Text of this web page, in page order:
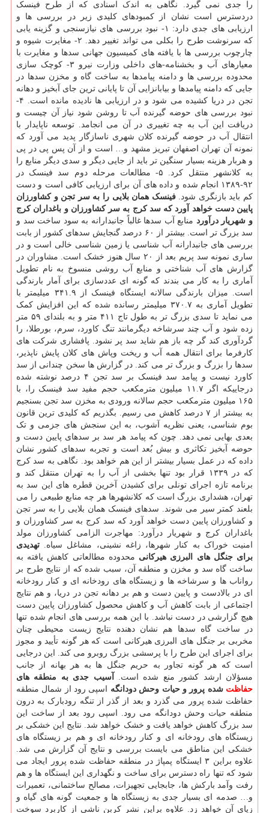
را جدی نمی گیرد. نگاهی به اندک اسنادی که از طرح فینسک
دردسترس است نشان از کمبودهای کلیدی زیر در بررسی ها و
ارزیابی های جدی دارد: ۱- نبود بررسی های نیازسنجی و گزینه یابی
که سرنوشت طرح را بکلی می تواند تغییر دهد. ۲- مغایرت شیوه و
چارچوب بررسی ها با یافته های کمیسیون جهانی سدها و مغایرت با
معیارهای آب و بخشنامه-های داخلی وزارت نیرو ۳- کوچک سازی
محدوده بررسی ها و دامنه پیامدها به ساخت گاه و مخزن سدها در
جایی که دامنه پیامدها و بیابانزایی آن تا پایانی ترین جای آبخیز و دهانه
تجن در دریا کشیده می شود و در ارزیابی ها نادیده مانده است. ۴-
نبود بررسی های حوضه گیرنده آب تا روشن شود نیاز آن چیست و
دریافت این آب به چه تغییری در آن می انجامد. توسعه ناپایدار با
انتقال آب در حوضه گیرنده کلان شهری ناسازگار پدید می آورد که
نمونه آن تهران اصفهان تبریز مشهد و… است و از آن پس پی در پی
و هربار هزینه بسیار سنگین تر باید از جایی دیگر و سدی دیگر منابع را
به کلانشهر منتقل کرد. ۵- مطالعات مرحله دوم سد فینسک در
۹۲-۱۳۸۹ انجام شده و داده های آن برای ارزیابی کافی است و دست
کم باید بازنگری شود.فینسک همان بلایی را به سر تجن و کشاورزان
پایین دست خواهد آورد که سد کرج به سر کشاورزان و باغداران کرج
و شهریار درآورد منابع آب سدها غالباً جانبدارانه به سود ساخت سد و
سد بزرگ تر است. بیشتر از ۶۰ درصد گنجایش سدهای کشور از بابت
بررسی های جانبدارانه آب شناسی یا زمین شناسی خالی است و در
ساری نمونه سد پریم بعد از ۲۰ سال هنوز خشک است. مشاوران در
گزارش های آب شناختی و منابع آب روشی منسوخ به نام تطویل
آماری را به کار می بندند که گونه ای عددسازی برای آمار بارندگی
است. میزان بارندگی سالانه ایستگاه فینسک از ۳۴۱.۹ میلیمتر با
تطویل آماری به ۳۷۰.۷ میلیمتر رسانده شده که این افزایش کمک
می نماید تا سدی بزرگ تر به طول تاج ۴۱۱ متر و به بلندای ۵۹ متر
زده شود و آب چند سرشاخه دیگرمانند تنگ کاورد، سرم، بورطلا، را
گردآوری کند گر چه باز هم شاید سد پر نشود. پافشاری شرکت های
کارفرما برای انتقال همه آب و ریخت وپاش های کلان پایش ناپذیر،
سدها را بزرگ و بزرگ تر می کند. در گزارش ها سخن چندانی از سد
کاورد نیست و پیامد سد فینسک بر سد تجن ۴ درصد نوشته شده
درجاییکه اگر ۱۱.۷ میلیون مترمکعب حجم مفید سد فینسک را، با
۱۶۵ میلیون مترمکعب حجم سالانه ورودی به مخزن سد تجن بسنجیم
به بیشتر از ۷ درصد کاهش می رسیم. بگذریم که کلیدی ترین قانون
بوم شناسی، یعنی نظریه آشوب، به این سنجش های جزمی و تک
بعدی بهایی نمی دهد. چون که پیامد هر سد بر سدهای پایین دست و
حوضه آبخیز تکاثری و بیش بُعد است و تجربه سدهای کشور نشان
داده که در عمل بسیار بیشتر از این هم خواهد بود. نگاهی به سد کرج
که در ۱۳۳۹ قرار بود تنها بخشی از آب را به تهران منتقل کند و
برنامه تازه اجرای تونلی برای کشیدن آخرین قطره های این سد به
تهران، هشداری بزرگ است که کلانشهرها هر چه منابع طبیعی را می
بلعند کمتر سیر می شوند. سدهای فینسک همان بلایی را به سر تجن
و کشاورزان پایین دست خواهد آورد که سد کرج به سر کشاورزان و
باغداران کرج و شهریار درآورد: مهاجرت الزامی کشاورزان مولد
امنیت خوراک به کنار شهرها، زاغه نشینی، مشاغل سیاه. تهدیدی
برای جنگل های البرزی هیرکانی محدوده مطالعاتی کاهش یافته به
ساخت گاه سد و مخزن و منطقه آن، سبب شده که از نتایج طرح بر
رواناب ها و سرشاخه ها و زیستگاه های رودخانه ای و کنار رودخانه
ای در بالادست و پایین دست و هم بر دهانه تجن در دریا، و هم نتایج
اجتماعی از بابت کاهش آب و کاهش محصول کشاورزان پایین دست
هیچ گزارشی در دست نباشد. با این همه بررسی های انجام شده تنها
در ساخت گاه سدها هم نشان دهنده نتایج زیست محیطی چنان
مخربی بر جنگل های البرزی هیرکانی است که هر گونه تأیید و مجوز
برای اجرای این طرح را با پرسشی بزرگ روبرو می کند. این درجایی
است که هر گونه تجاور به حریم جنگل ها به هر بهانه از جانب
مسؤلان ارشد کشور منع شده است.
آسیب جدی به منطقه های
حفاظت شده پرور و حیات وحش دودانگه اسپی رود از شمال منطقه
حفاظت شده پرور می گذرد و بعد از گذر از تنگه رودبارک به درون
منطقه حیات وحش دودانگه می رود. اسپی رود بعد از ساخت این
سد بزرگ کاهش خواهد یافت و خشک خواهد شد. نتایج این خشکی بر
زیستگاه های رودخانه ای و کنار رودخانه ای و هم بر زیستگاه های
خشکی این مناطق می بایست بررسی و نتایج آن گزارش می شد.
علاوه براین ۳ ایستگاه پمپاژ در منطقه حفاظت شده پرور ایجاد می
شود که تنها راه دسترس برای ساخت و نگهداری این ایستگاه ها و هم
رفت وآمد بارکش ها، جابجایی تجهیزات، مصالح ساختمانی، تعمیرات
و… صدمه ای بسیار جدی به زیستگاه ها و جمعیت گونه های گیاه و
زیای آن خواهد زد. علاوه براین نشر کربن ناشی از کاربرد سوخت